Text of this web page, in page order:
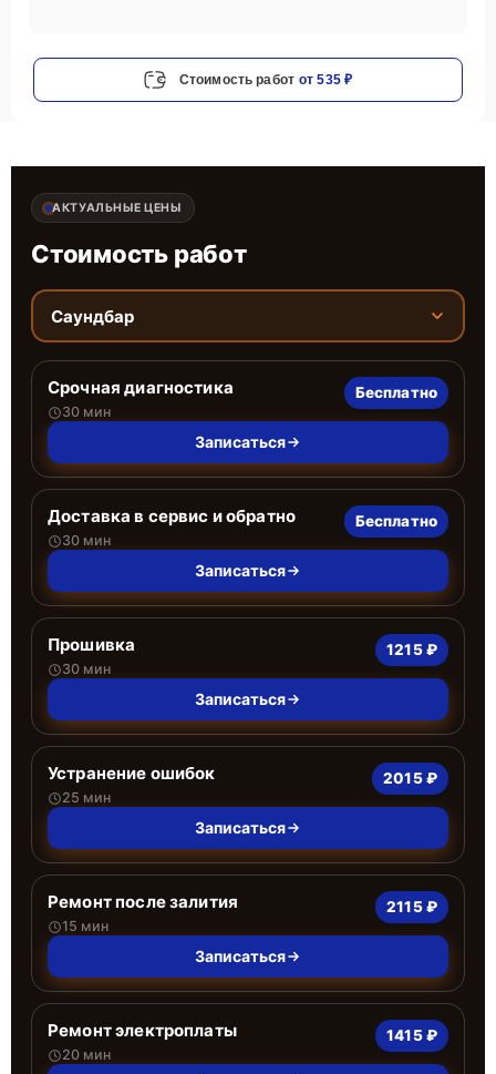
Стоимость работ от 535 ₽
АКТУАЛЬНЫЕ ЦЕНЫ
Стоимость работ
Саундбар
Срочная диагностика
30 мин
Бесплатно
Записаться
Доставка в сервис и обратно
30 мин
Бесплатно
Записаться
Прошивка
30 мин
1215 ₽
Записаться
Устранение ошибок
25 мин
2015 ₽
Записаться
Ремонт после залития
15 мин
2115 ₽
Записаться
Ремонт электроплаты
20 мин
1415 ₽